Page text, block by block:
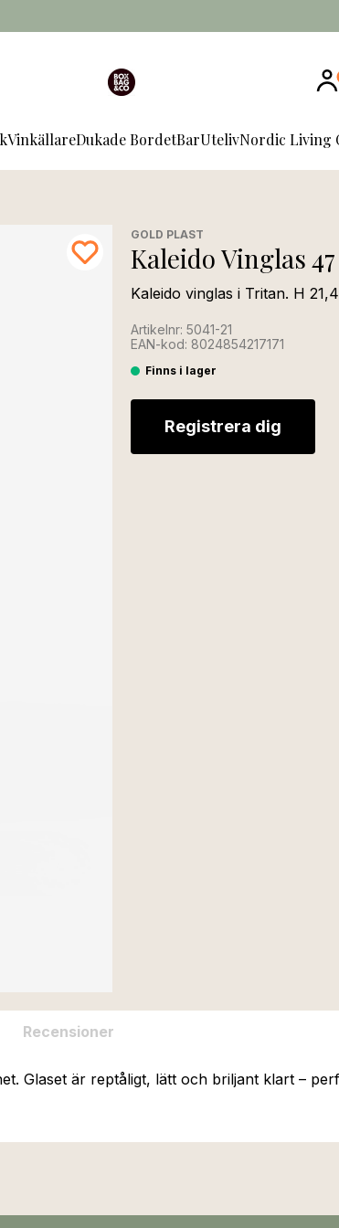
VinkällareDukade BordetBarUtelivNordic Living
GOLD PLAST
Kaleido Vinglas
Kaleido vinglas i Tritan. H
Artikelnr: 5041-21
EAN-kod: 8024854217171
Finns i lager
Registrera dig
Recensioner
Glaset är reptåligt, lätt och briljant klart –